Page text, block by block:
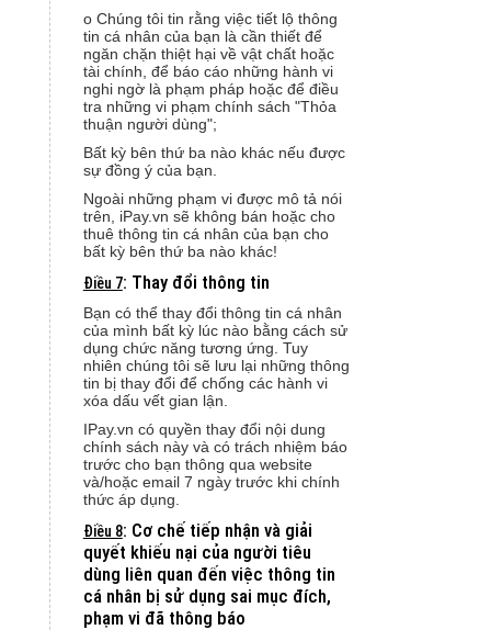
o Chúng tôi tin rằng việc tiết lộ thông
tin cá nhân của bạn là cần thiết để
ngăn chặn thiệt hại về vật chất hoặc
tài chính, để báo cáo những hành vi
nghi ngờ là phạm pháp hoặc để điều
tra những vi phạm chính sách "Thỏa
thuận người dùng";
Bất kỳ bên thứ ba nào khác nếu được
sự đồng ý của bạn.
Ngoài những phạm vi được mô tả nói
trên, iPay.vn sẽ không bán hoặc cho
thuê thông tin cá nhân của bạn cho
bất kỳ bên thứ ba nào khác!
Điều 7: Thay đổi thông tin
Bạn có thể thay đổi thông tin cá nhân
của mình bất kỳ lúc nào bằng cách sử
dụng chức năng tương ứng. Tuy
nhiên chúng tôi sẽ lưu lại những thông
tin bị thay đổi để chống các hành vi
xóa dấu vết gian lận.
IPay.vn có quyền thay đổi nội dung
chính sách này và có trách nhiệm báo
trước cho bạn thông qua website
và/hoặc email 7 ngày trước khi chính
thức áp dụng.
Điều 8: Cơ chế tiếp nhận và giải
quyết khiếu nại của người tiêu
dùng liên quan đến việc thông tin
cá nhân bị sử dụng sai mục đích,
phạm vi đã thông báo